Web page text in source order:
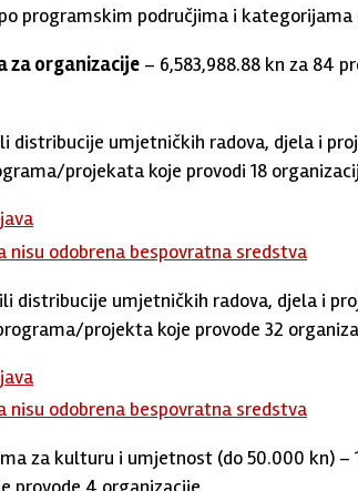
programskim područjima i
za organizacije – 6,583,988.88 kn za 84
distribucije umjetničkih radova, djela i
projekata koje provodi 18
nisu odobrena bespovratna sredstva
distribucije umjetničkih radova, djela i
projekta koje provode 32
nisu odobrena bespovratna sredstva
za kulturu i umjetnost (do 50.000 kn) –